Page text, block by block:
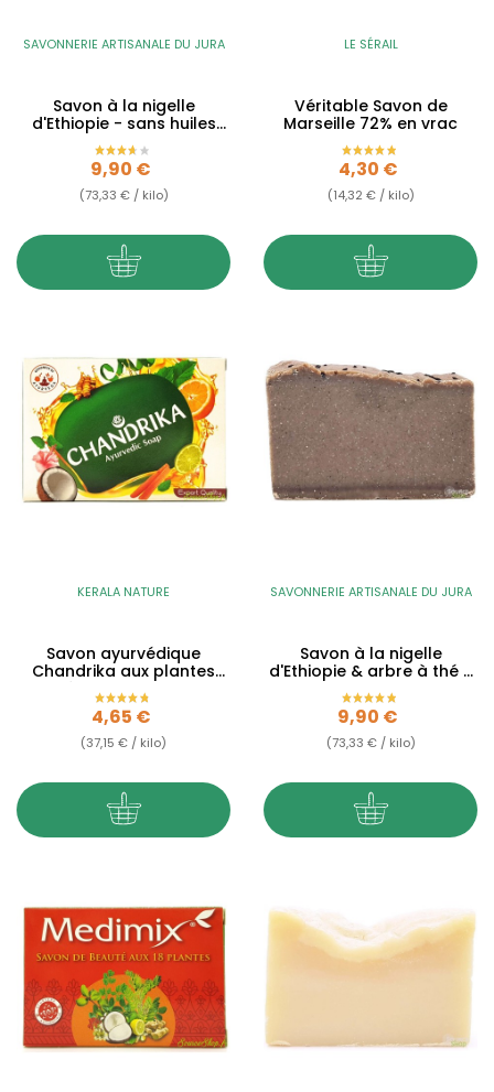
SAVONNERIE ARTISANALE DU JURA
Savon à la nigelle
d'Ethiopie - sans huiles
essentielles - 135g
Prix
9,90 €
(73,33 € / kilo)
LE SÉRAIL
Véritable Savon de
Marseille 72% en vrac
Prix
4,30 €
(14,32 € / kilo)
KERALA NATURE
Savon ayurvédique
Chandrika aux plantes
médicinales - 125g
Prix
4,65 €
(37,15 € / kilo)
SAVONNERIE ARTISANALE DU JURA
Savon à la nigelle
d'Ethiopie & arbre à thé -
Tea tree - 135g
Prix
9,90 €
(73,33 € / kilo)